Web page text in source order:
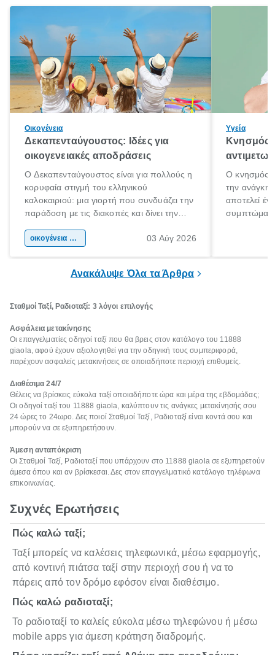
Οικογένεια
Δεκαπενταύγουστος: Ιδέες για
οικογενειακές αποδράσεις
Ο Δεκαπενταύγουστος είναι για πολλούς η
κορυφαία στιγμή του ελληνικού
καλοκαιριού: μια γιορτή που συνδυάζει την
παράδοση με τις διακοπές και δίνει την
χώρας. Είτε πρόκειται για λίγες μέρες
οικογένεια & παιδί 03 Αύγ 2026
Υγεία
Κνησμός:
Ο κνησμός
την ανάγκη
αποτελεί
Ανακάλυψε Όλα τα Άρθρα
Σταθμοί Ταξί, Ραδιοταξί: 3 λόγοι επιλογής
Ασφάλεια μετακίνησης
Οι επαγγελματίες οδηγοί ταξί που θα βρεις στον κατάλογο του 11888
giaola, αφού έχουν αξιολογηθεί για την οδηγική τους συμπεριφορά,
παρέχουν ασφαλείς μετακινήσεις σε οποιαδήποτε περιοχή επιθυμείς.
Διαθέσιμα 24/7
Θέλεις να βρίσκεις εύκολα ταξί οποιαδήποτε ώρα και μέρα της εβδομάδας;
Οι οδηγοί ταξί του 11888 giaola, καλύπτουν τις ανάγκες μετακίνησής σου
24 ώρες το 24ωρο. Δες ποιοί Σταθμοί Ταξί, Ραδιοταξί είναι κοντά σου και
μπορούν να σε εξυπηρετήσουν.
Άμεση ανταπόκριση
Οι Σταθμοί Ταξί, Ραδιοταξί που υπάρχουν στο 11888 giaola σε εξυπηρετούν
άμεσα όπου και αν βρίσκεσαι. Δες στον επαγγελματικό κατάλογο τηλέφωνα
επικοινωνίας.
Συχνές Ερωτήσεις
Πώς καλώ ταξί;
Ταξί μπορείς να καλέσεις τηλεφωνικά, μέσω εφαρμογής,
από κοντινή πιάτσα ταξί στην περιοχή σου ή να το
πάρεις από τον δρόμο εφόσον είναι διαθέσιμο.
Πώς καλώ ραδιοταξί;
Το ραδιοταξί το καλείς εύκολα μέσω τηλεφώνου ή μέσω
mobile apps για άμεση κράτηση διαδρομής.